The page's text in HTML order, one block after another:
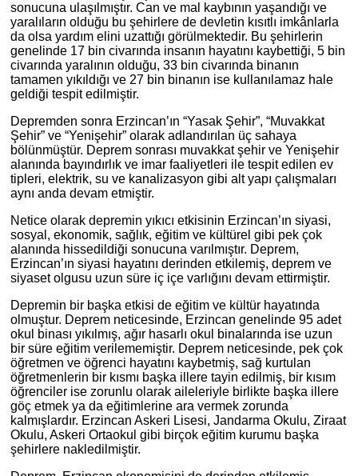
sonucuna ulaşılmıştır. Can ve mal kaybının yaşandığı ve
yaralıların olduğu bu şehirlere de devletin kısıtlı imkânlarla
da olsa yardım elini uzattığı görülmektedir. Bu şehirlerin
genelinde 17 bin civarında insanın hayatını kaybettiği, 5 bin
civarında yaralının olduğu, 33 bin civarında binanın
tamamen yıkıldığı ve 27 bin binanın ise kullanılamaz hale
geldiği tespit edilmiştir.
Depremden sonra Erzincan’ın “Yasak Şehir”, “Muvakkat
Şehir” ve “Yenişehir” olarak adlandırılan üç sahaya
bölünmüştür. Deprem sonrası muvakkat şehir ve Yenişehir
alanında bayındırlık ve imar faaliyetleri ile tespit edilen ev
tipleri, elektrik, su ve kanalizasyon gibi alt yapı çalışmaları
aynı anda devam etmiştir.
Netice olarak depremin yıkıcı etkisinin Erzincan’ın siyasi,
sosyal, ekonomik, sağlık, eğitim ve kültürel gibi pek çok
alanında hissedildiği sonucuna varılmıştır. Deprem,
Erzincan’ın siyasi hayatını derinden etkilemiş, deprem ve
siyaset olgusu uzun süre iç içe varlığını devam ettirmiştir.
Depremin bir başka etkisi de eğitim ve kültür hayatında
olmuştur. Deprem neticesinde, Erzincan genelinde 95 adet
okul binası yıkılmış, ağır hasarlı okul binalarında ise uzun
bir süre eğitim verilememiştir. Deprem neticesinde, pek çok
öğretmen ve öğrenci hayatını kaybetmiş, sağ kurtulan
öğretmenlerin bir kısmı başka illere tayin edilmiş, bir kısım
öğrenciler ise zorunlu olarak aileleriyle birlikte başka illere
göç etmek ya da eğitimlerine ara vermek zorunda
kalmışlardır. Erzincan Askeri Lisesi, Jandarma Okulu, Ziraat
Okulu, Askeri Ortaokul gibi birçok eğitim kurumu başka
şehirlere nakledilmiştir.